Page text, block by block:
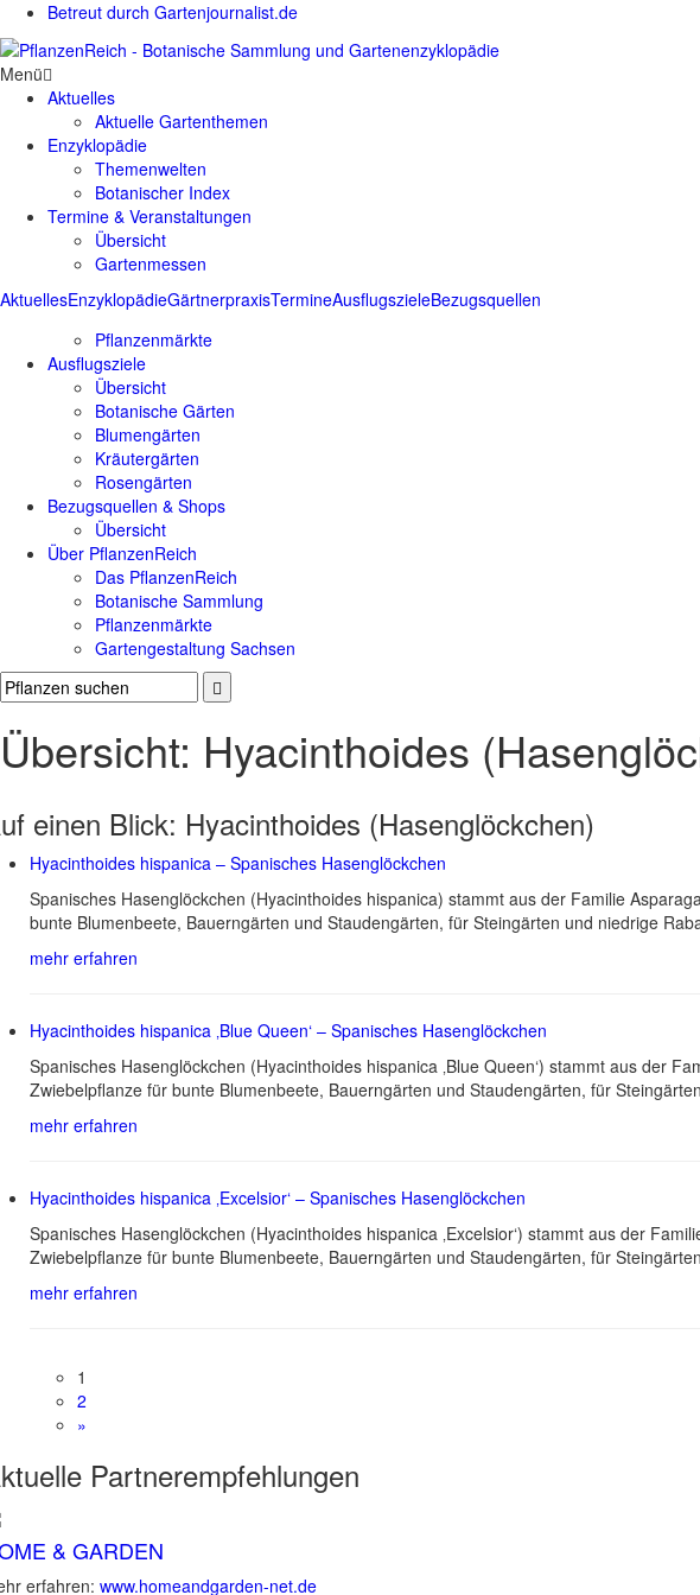
Betreut durch Gartenjournalist.de
AktuellesEnzyklopädieGärtnerpraxisTermineAusflugszieleBezugsquellen
Menü
Aktuelles
Aktuelle Gartenthemen
Enzyklopädie
Themenwelten
Botanischer Index
Termine & Veranstaltungen
Übersicht
Gartenmessen
Pflanzenmärkte
Ausflugsziele
Übersicht
Botanische Gärten
Blumengärten
Kräutergärten
Rosengärten
Bezugsquellen & Shops
Übersicht
Über PflanzenReich
Das PflanzenReich
Botanische Sammlung
Pflanzenmärkte
Gartengestaltung Sachsen
Übersicht: Hyacinthoides
einen Blick: Hyacinthoides (Hasenglöckchen)
Hyacinthoides hispanica – Spanisches Hasenglöckchen
Spanisches Hasenglöckchen (Hyacinthoides hispanica) stammt aus der Familie
bunte Blumenbeete, Bauerngärten und Staudengärten, für Steingärten und niedrige
mehr erfahren
Hyacinthoides hispanica ‚Blue Queen‘ – Spanisches Hasenglöckchen
Spanisches Hasenglöckchen (Hyacinthoides hispanica ‚Blue Queen‘) stammt aus der
Zwiebelpflanze für bunte Blumenbeete, Bauerngärten und Staudengärten, für
mehr erfahren
Hyacinthoides hispanica ‚Excelsior‘ – Spanisches Hasenglöckchen
Spanisches Hasenglöckchen (Hyacinthoides hispanica ‚Excelsior‘) stammt aus der
Zwiebelpflanze für bunte Blumenbeete, Bauerngärten und Staudengärten, für
mehr erfahren
1
2
»
Partnerempfehlungen
& GARDEN
erfahren: www.homeandgarden-net.de